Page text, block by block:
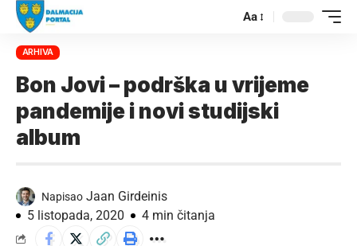
Aa
ARHIVA
Bon Jovi – podrška u vrijeme
pandemije i novi studijski
album
Napisao Jaan Girdeinis
5 listopada, 2020
4 min čitanja